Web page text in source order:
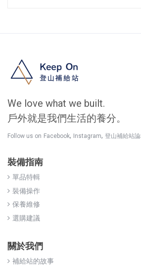
We love what we built.
戶外就是我們生活的養分。
Follow us on Facebook, Instagram, 登山補給站
裝備指南
單品特輯
裝備操作
保養維修
選購建議
關於我們
補給站的故事